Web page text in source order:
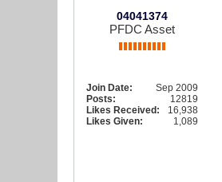
04041374
PFDC Asset
Join Date:
Sep 2009
Posts:
12819
Likes Received:
16,938
Likes Given:
1,089